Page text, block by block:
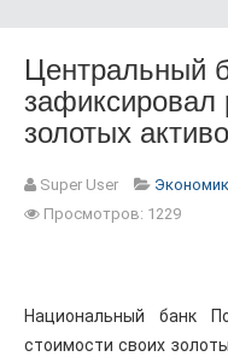
Центральный
зафиксировал
золотых
Super User
Просмотров: 1229
Национальный банк
стоимости своих